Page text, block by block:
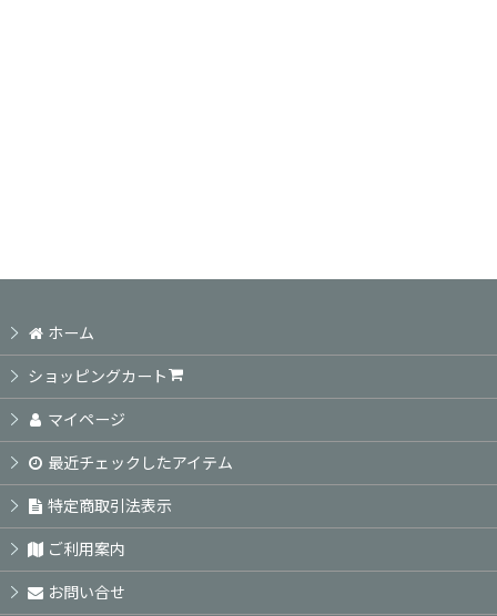
ホーム
ショッピングカート
マイページ
最近チェックしたアイテム
特定商取引法表示
ご利用案内
お問い合せ